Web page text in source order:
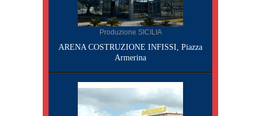
Produzione SICILIA
ARENA COSTRUZIONE INFISSI, Piazza
Armerina